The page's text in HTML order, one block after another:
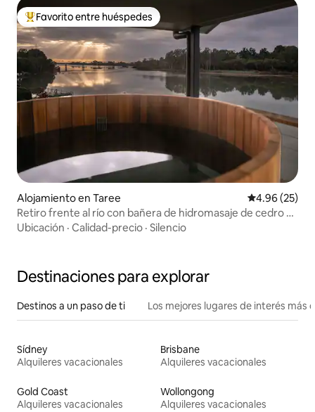
Favorito entre huéspedes preferido
Favorito entre huéspedes
Alojamiento en Taree Calificación
4.96 (25)
Retiro frente al río con bañera de hidromasaje de cedro y
sauna
Ubicación · Calidad-precio · Silencio
Destinaciones para explorar
Destinos a un paso de ti Los mejores lugares de interés más
Sídney
Alquileres vacacionales
Brisbane
Alquileres vacacionales
Gold Coast
Alquileres vacacionales
Wollongong
Alquileres vacacionales